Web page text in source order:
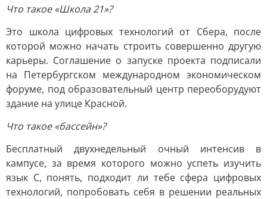
Что такое «Школа 21»?
Это школа цифровых технологий от Сбера, после
которой можно начать строить совершенно другую
карьеры. Соглашение о запуске проекта подписали
на Петербургском международном экономическом
форуме, под образовательный центр переоборудуют
здание на улице Красной.
Что такое «бассейн»?
Бесплатный двухнедельный очный интенсив в
кампусе, за время которого можно успеть изучить
язык С, понять, подходит ли тебе сфера цифровых
технологий, попробовать себя в решении реальных